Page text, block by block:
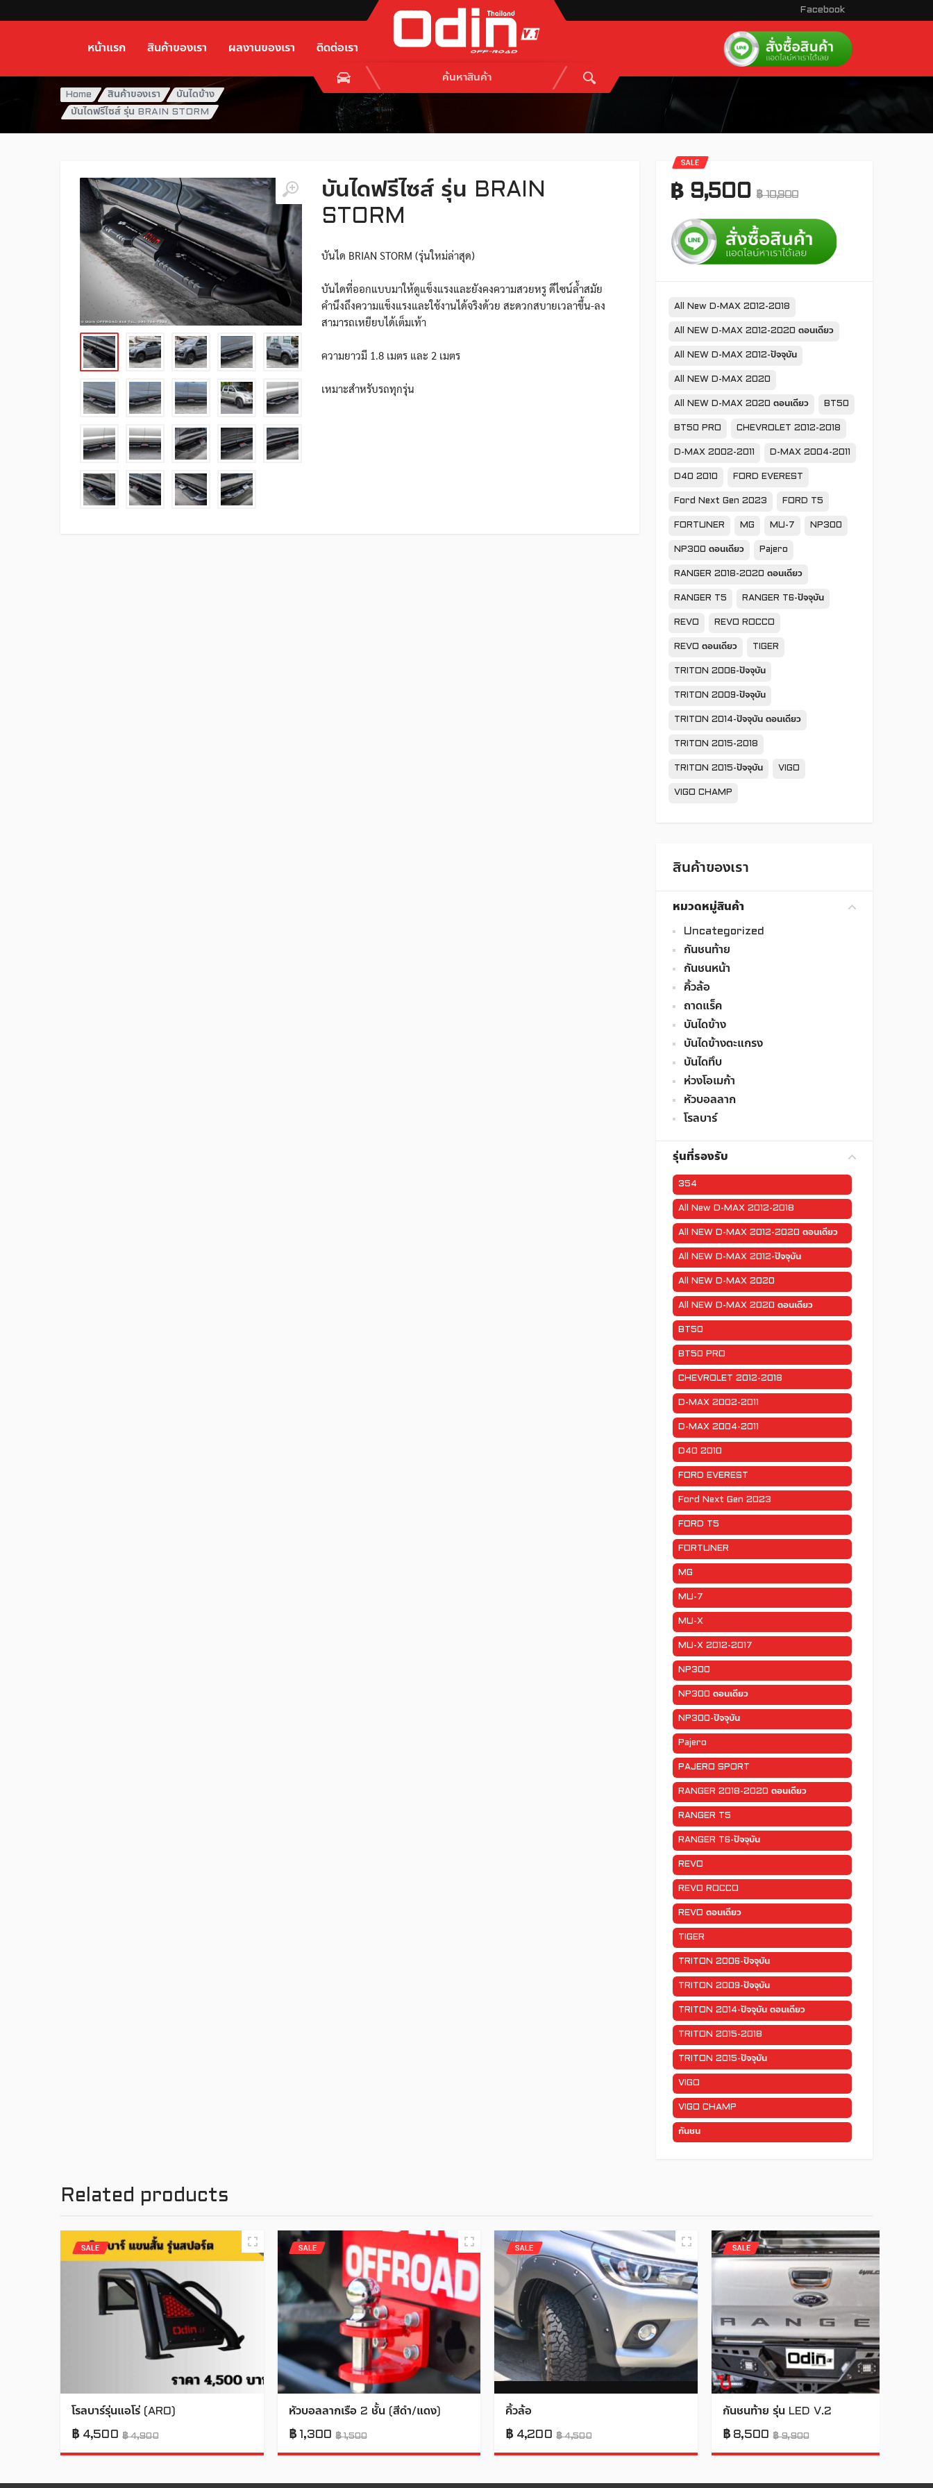
Facebook
หน้าแรก สินค้าของเรา ผลงานของเรา ติดต่อเรา
Home สินค้าของเรา
บันไดข้าง
บันไดฟรีไซส์ รุ่น BRAIN STORM
บันไดฟรีไซส์ รุ่น BRAIN
STORM
บันได BRIAN STORM (รุ่นใหม่ล่าสุด)
บันไดที่ออกแบบมาให้ดูแข็งแรงและยังคงความสวยหรู ดีไซน์ล้ำสมัย
คำนึงถึงความแข็งแรงและใช้งานได้จริงด้วย สะดวกสบายเวลาขึ้น-ลง
สามารถเหยียบได้เต็มเท้า
ความยาวมี 1.8 เมตร และ 2 เมตร
เหมาะสำหรับรถทุกรุ่น
SALE
฿9,500 ฿10,900
Tags:
All New D-MAX 2012-2018
All NEW D-MAX 2012-2020 ตอนเดียว
All NEW D-MAX 2012-ปัจจุบัน
All NEW D-MAX 2020
All NEW D-MAX 2020 ตอนเดียว BT50
BT50 PRO CHEVROLET 2012-2018
D-MAX 2002-2011 D-MAX 2004-2011
D40 2010 FORD EVEREST
Ford Next Gen 2023 FORD T5
FORTUNER MG MU-7 NP300
NP300 ตอนเดียว Pajero
RANGER 2018-2020 ตอนเดียว
RANGER T5 RANGER T6-ปัจจุบัน
REVO REVO ROCCO
REVO ตอนเดียว TIGER
TRITON 2006-ปัจจุบัน
TRITON 2009-ปัจจุบัน
TRITON 2014-ปัจจุบัน ตอนเดียว
TRITON 2015-2018
TRITON 2015-ปัจจุบัน VIGO
VIGO CHAMP
สินค้าของเรา
หมวดหมู่สินค้า
Uncategorized
กันชนท้าย
กันชนหน้า
คิ้วล้อ
ถาดแร็ค
บันไดข้าง
บันไดข้างตะแกรง
บันไดทึบ
ห่วงโอเมก้า
หัวบอลลาก
โรลบาร์
รุ่นที่รองรับ
354
All New D-MAX 2012-2018
All NEW D-MAX 2012-2020 ตอนเดียว
All NEW D-MAX 2012-ปัจจุบัน
All NEW D-MAX 2020
All NEW D-MAX 2020 ตอนเดียว
BT50
BT50 PRO
CHEVROLET 2012-2018
D-MAX 2002-2011
D-MAX 2004-2011
D40 2010
FORD EVEREST
Ford Next Gen 2023
FORD T5
FORTUNER
MG
MU-7
MU-X
MU-X 2012-2017
NP300
NP300 ตอนเดียว
NP300-ปัจจุบัน
Pajero
PAJERO SPORT
RANGER 2018-2020 ตอนเดียว
RANGER T5
RANGER T6-ปัจจุบัน
REVO
REVO ROCCO
REVO ตอนเดียว
TIGER
TRITON 2006-ปัจจุบัน
TRITON 2009-ปัจจุบัน
TRITON 2014-ปัจจุบัน ตอนเดียว
TRITON 2015-2018
TRITON 2015-ปัจจุบัน
VIGO
VIGO CHAMP
กันชน
Related products
SALE
โรลบาร์รุ่นแอโร่ (ARO)
฿ 4,500 ฿4,900
SALE
หัวบอลลากเรือ 2 ชั้น (สีดำ/แดง)
฿1,300 ฿1,500
SALE
คิ้วล้อ
฿ 4,200 ฿4,500
SALE
กันชนท้าย รุ่น LED V.2
฿8,500 ฿9,900